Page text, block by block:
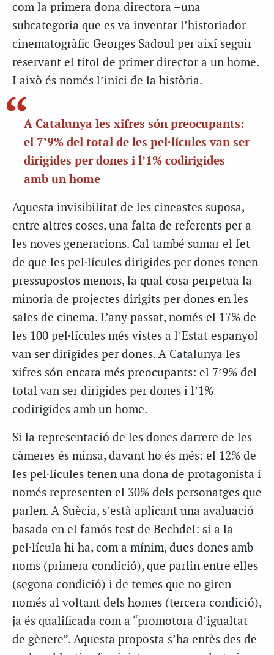
com la primera dona directora –una
subcategoria que es va inventar l’historiador
cinematogràfic Georges Sadoul per així seguir
reservant el títol de primer director a un home.
I això és només l’inici de la història.
A Catalunya les xifres són preocupants:
el 7’9% del total de les pel·lícules van ser
dirigides per dones i l’1% codirigides
amb un home
Aquesta invisibilitat de les cineastes suposa,
entre altres coses, una falta de referents per a
les noves generacions. Cal també sumar el fet
de que les pel·lícules dirigides per dones tenen
pressupostos menors, la qual cosa perpetua la
minoria de projectes dirigits per dones en les
sales de cinema. L’any passat, només el 17% de
les 100 pel·lícules més vistes a l’Estat espanyol
van ser dirigides per dones. A Catalunya les
xifres són encara més preocupants: el 7’9% del
total van ser dirigides per dones i l’1%
codirigides amb un home.
Si la representació de les dones darrere de les
càmeres és minsa, davant ho és més: el 12% de
les pel·lícules tenen una dona de protagonista i
només representen el 30% dels personatges que
parlen. A Suècia, s’està aplicant una avaluació
basada en el famós test de Bechdel: si a la
pel·lícula hi ha, com a mínim, dues dones amb
noms (primera condició), que parlin entre elles
(segona condició) i de temes que no giren
només al voltant dels homes (tercera condició),
ja és qualificada com a “promotora d’igualtat
de gènere”. Aquesta proposta s’ha entès des de